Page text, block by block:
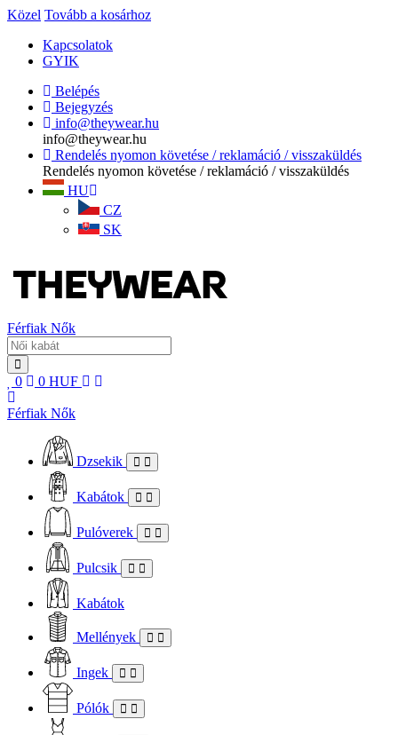
Közel Tovább a kosárhoz
Kapcsolatok
GYIK
Belépés
Bejegyzés
info@theywear.hu
info@theywear.hu
Rendelés nyomon követése / reklamáció / visszaküldés
Rendelés nyomon követése / reklamáció / visszaküldés
HU
CZ
SK
Férfiak Nők
0 0 HUF
Férfiak Nők
Dzsekik
Kabátok
Pulóverek
Pulcsik
Kabátok
Mellények
Ingek
Pólók